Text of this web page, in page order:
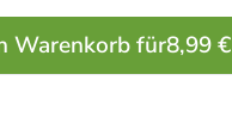
Warenkorb für8,99 €